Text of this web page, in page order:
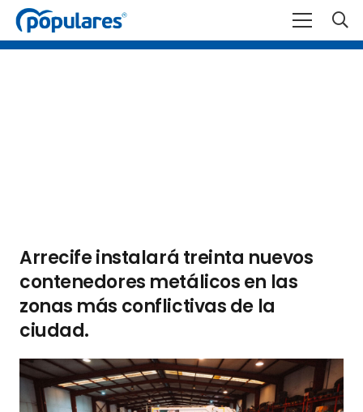
Arrecife instalará treinta nuevos
contenedores metálicos en las
zonas más conflictivas de la
ciudad.